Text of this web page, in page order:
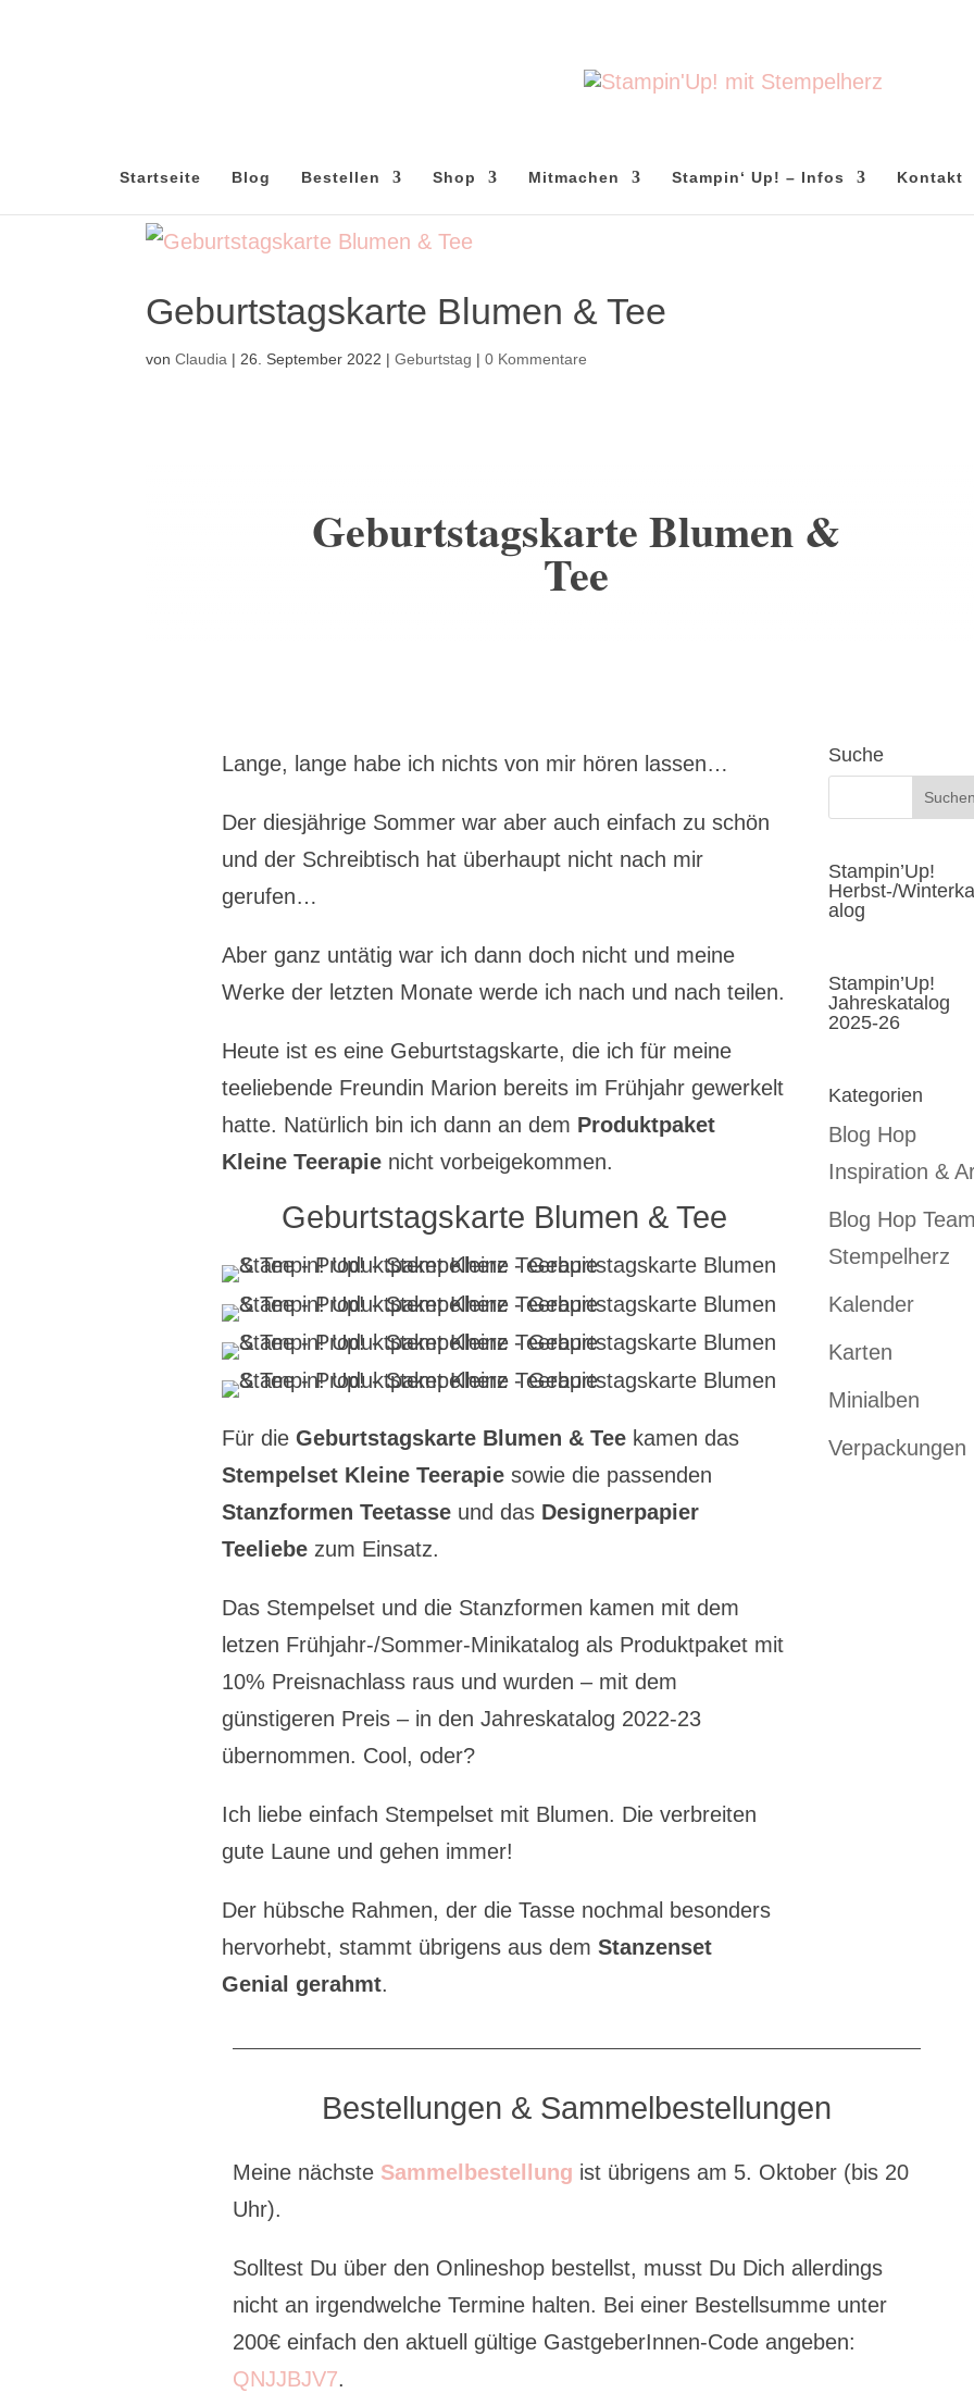
Startseite Blog Bestellen Shop Mitmachen Stampin‘ Up! – Infos Kontakt
Geburtstagskarte Blumen & Tee
vonClaudia | 26. September 2022 |Geburtstag |0 Kommentare
Geburtstagskarte Blumen &
Tee
Lange, lange habe ich nichts von mir hören lassen…
Der diesjährige Sommer war aber auch einfach zu schön
und der Schreibtisch hat überhaupt nicht nach mir
gerufen…
Aber ganz untätig war ich dann doch nicht und meine
Werke der letzten Monate werde ich nach und nach teilen.
Heute ist es eine Geburtstagskarte, die ich für meine
teeliebende Freundin Marion bereits im Frühjahr gewerkelt
hatte. Natürlich bin ich dann an dem Produktpaket
Kleine Teerapie nicht vorbeigekommen.
Geburtstagskarte Blumen & Tee
Für dieGeburtstagskarte Blumen & Tee kamen das
Stempelset Kleine Teerapie sowie die passenden
Stanzformen Teetasse und das Designerpapier
Teeliebe zum Einsatz.
Das Stempelset und die Stanzformen kamen mit dem
letzen Frühjahr-/Sommer-Minikatalog als Produktpaket mit
10% Preisnachlass raus und wurden – mit dem
günstigeren Preis – in den Jahreskatalog 2022-23
übernommen. Cool, oder?
Ich liebe einfach Stempelset mit Blumen. Die verbreiten
gute Laune und gehen immer!
Der hübsche Rahmen, der die Tasse nochmal besonders
hervorhebt, stammt übrigens aus demStanzenset
Genial gerahmt.
Suche
Stampin’Up!
Herbst-/
alog
Stampin’Up!
Jahreskatalog
2025-26
Kategorien
Blog Hop
Inspiration &
Blog Hop
Stempelherz
Kalender
Karten
Minialben
Verpackungen
Bestellungen & Sammelbestellungen
Meine nächste Sammelbestellung ist übrigens am 5. Oktober (bis 20
Uhr).
Solltest Du über den Onlineshop bestellst, musst Du Dich allerdings
nicht an irgendwelche Termine halten. Bei einer Bestellsumme unter
200€ einfach den aktuell gültige GastgeberInnen-Code angeben:
QNJJBJV7.